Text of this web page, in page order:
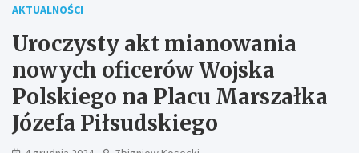
AKTUALNOŚCI
Uroczysty akt mianowania
nowych oficerów Wojska
Polskiego na Placu Marszałka
Józefa Piłsudskiego